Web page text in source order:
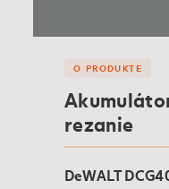
O PRODUKTE
rezanie
DeWALT